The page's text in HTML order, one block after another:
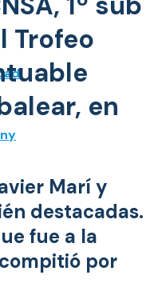
Trofeo
en
Marí y
destacadas.
fue a la
por